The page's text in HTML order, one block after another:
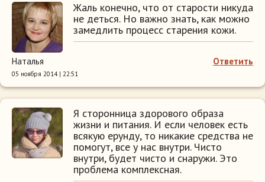
Жаль конечно, что от старости никуда
не деться. Но важно знать, как можно
замедлить процесс старения кожи.
Ответить
Наталья
05 ноября 2014 | 22:51
Я сторонница здорового образа
жизни и питания. И если человек есть
всякую ерунду, то никакие средства не
помогут, все у нас внутри. Чисто
внутри, будет чисто и снаружи. Это
проблема комплексная.